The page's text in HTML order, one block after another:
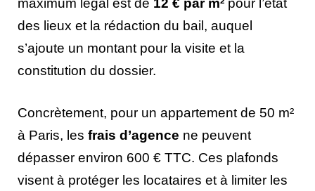
maximum légal est de 12 € par m² pour l’état
des lieux et la rédaction du bail, auquel
s’ajoute un montant pour la visite et la
constitution du dossier.
Concrètement, pour un appartement de 50 m²
à Paris, les frais d’agence ne peuvent
dépasser environ 600 € TTC. Ces plafonds
visent à protéger les locataires et à limiter les